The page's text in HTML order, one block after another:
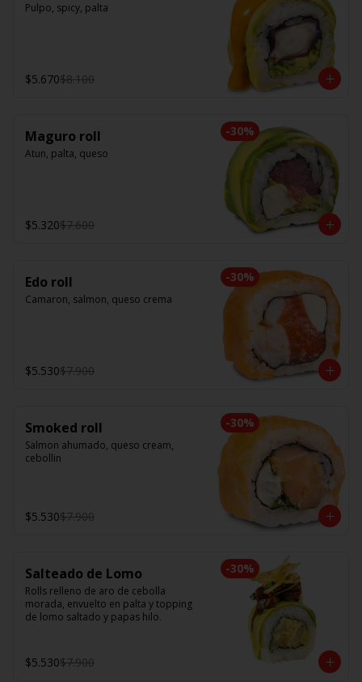
Pulpo, spicy, palta
$5.670$8.100
-30%
Maguro roll
Atun, palta, queso
$5.320$7.600
-30%
Edo roll
Camaron, salmon, queso crema
$5.530$7.900
-30%
Smoked roll
Salmon ahumado, queso cream,
cebollin
$5.530$7.900
-30%
Salteado de Lomo
Rolls relleno de aro de cebolla
morada, envuelto en palta y topping
de lomo saltado y papas hilo.
$5.530$7.900